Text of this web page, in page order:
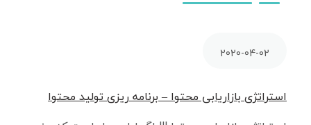
2020-04-02
استراتژی بازاریابی محتوا – برنامه ریزی تولید محتوا